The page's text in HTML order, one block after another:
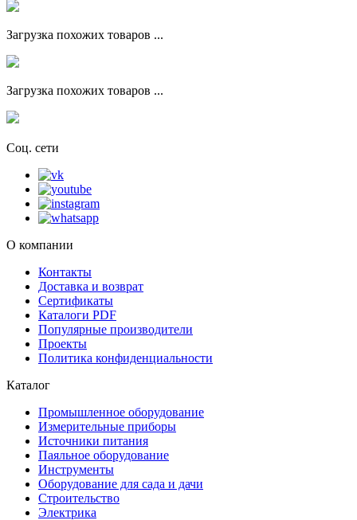
Загрузка похожих товаров ...
Загрузка похожих товаров ...
Соц. сети
О компании
Контакты
Доставка и возврат
Сертификаты
Каталоги PDF
Популярные производители
Проекты
Политика конфиденциальности
Каталог
Промышленное оборудование
Измерительные приборы
Источники питания
Паяльное оборудование
Инструменты
Оборудование для сада и дачи
Строительство
Электрика